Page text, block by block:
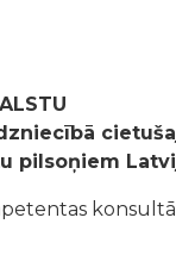
pilsoņiem